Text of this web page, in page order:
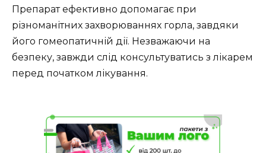
Препарат ефективно допомагає при
різноманітних захворюваннях горла, завдяки
його гомеопатичній дії. Незважаючи на
безпеку, завжди слід консультуватись з лікарем
перед початком лікування.